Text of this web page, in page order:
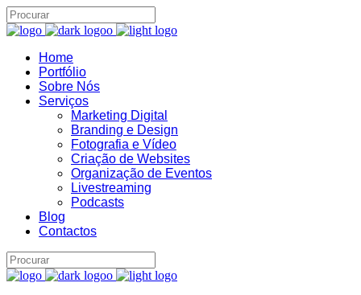
Home
Portfólio
Sobre Nós
Serviços
Marketing Digital
Branding e Design
Fotografia e Vídeo
Criação de Websites
Organização de Eventos
Livestreaming
Podcasts
Blog
Contactos
B22
Assistente IA · Brand22
Online